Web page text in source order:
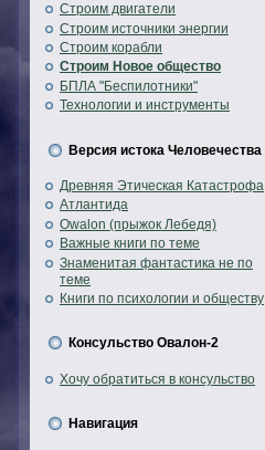
Строим двигатели
Строим источники энергии
Строим корабли
Строим Новое общество
БПЛА "Беспилотники"
Технологии и инструменты
Версия истока Человечества
Древняя Этическая Катастрофа
Атлантида
Owalon (прыжок Лебедя)
Важные книги по теме
Знаменитая фантастика не по
теме
Книги по психологии и обществу
Консульство Овалон-2
Хочу обратиться в консульство
Навигация